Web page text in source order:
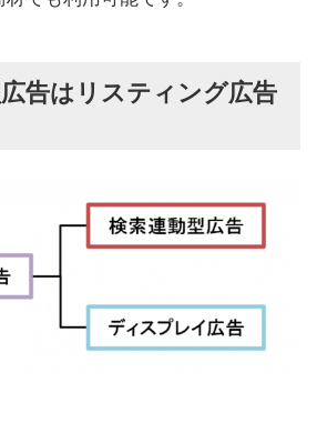
告はリスティング広告